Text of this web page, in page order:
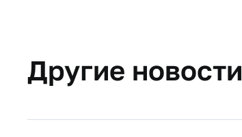
Другие новости